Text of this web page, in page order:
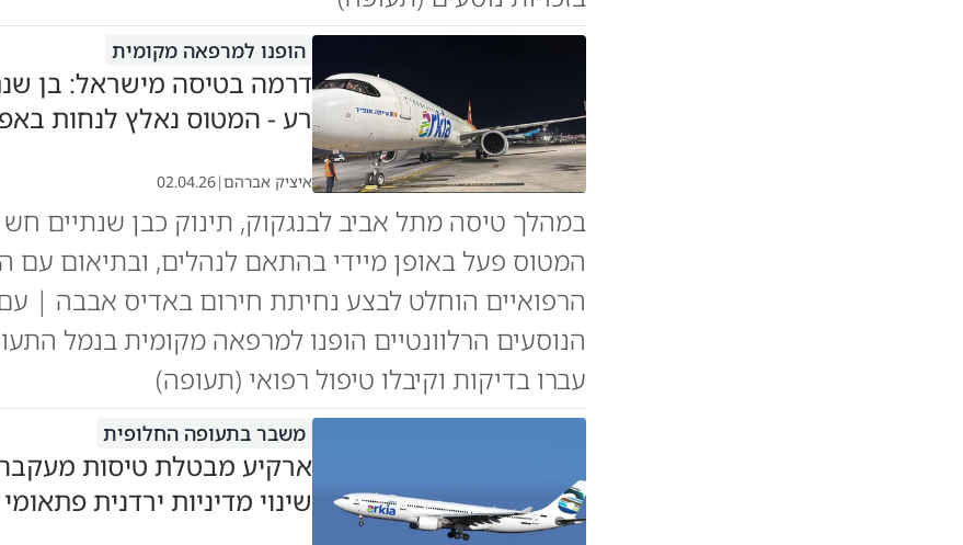
הופנו למרפאה מקומית
דרמה בטיסה מישראל: בן
רע - המטוס נאלץ לנחות
איציק אברהם|
02.04.26
במהלך טיסה מתל אביב לבנגקוק, תינוק כבן שנתיים
המטוס פעל באופן מיידי בהתאם לנהלים, ובתיאום עם
הרפואיים הוחלט לבצע נחיתת חירום באדיס אבבה |
הנוסעים הרלוונטיים הופנו למרפאה מקומית בנמל
עברו בדיקות וקיבלו טיפול רפואי (תעופה)
משבר בתעופה החלופית
ארקיע מבטלת טיסות
שינוי מדיניות ירדנית פתאומי